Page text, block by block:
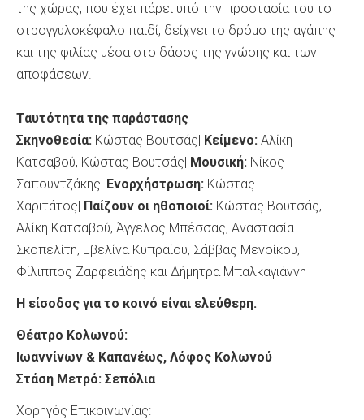
της χώρας, που έχει πάρει υπό την προστασία του το
στρογγυλοκέφαλο παιδί, δείχνει το δρόμο της αγάπης
και της φιλίας μέσα στο δάσος της γνώσης και των
αποφάσεων.
Ταυτότητα της παράστασης
Σκηνοθεσία: Κώστας Βουτσάς| Κείμενο: Αλίκη
Κατσαβού, Κώστας Βουτσάς| Μουσική: Νίκος
Σαπουντζάκης| Ενορχήστρωση: Κώστας
Χαριτάτος| Παίζουν οι ηθοποιοί: Κώστας Βουτσάς,
Αλίκη Κατσαβού, Άγγελος Μπέσσας, Αναστασία
Σκοπελίτη, Εβελίνα Κυπραίου, Σάββας Μενοίκου,
Φίλιππος Ζαρφειάδης και Δήμητρα Μπαλκαγιάννη
Η είσοδος για το κοινό είναι ελεύθερη.
Θέατρο Κολωνού:
Ιωαννίνων & Καπανέως, Λόφος Κολωνού
Στάση Μετρό: Σεπόλια
Χορηγός Επικοινωνίας: